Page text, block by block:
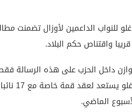
للنواب الداعمين لأوزال تضمنت
واقتناص حكم البلاد.
داخل الحزب على هذه الرسالة
مصادر
الماضي.